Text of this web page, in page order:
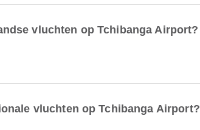
vluchten op Tchibanga Airport?
vluchten op Tchibanga Airport?